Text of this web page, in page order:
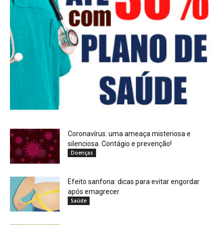
Coronavírus: uma ameaça misteriosa e
silenciosa. Contágio e prevenção!
Doenças
Efeito sanfona: dicas para evitar engordar
após emagrecer
Saúde